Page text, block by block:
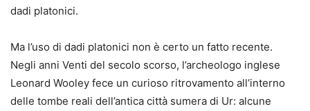
dadi platonici.
Ma l’uso di dadi platonici non è certo un fatto recente.
Negli anni Venti del secolo scorso, l’archeologo inglese
Leonard Wooley fece un curioso ritrovamento all’interno
delle tombe reali dell’antica città sumera di Ur: alcune